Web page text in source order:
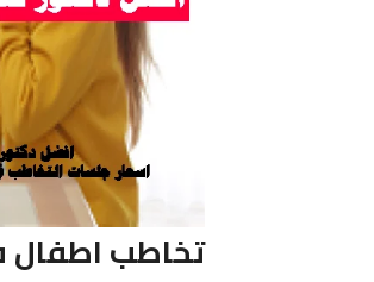
تخاطب اطفال